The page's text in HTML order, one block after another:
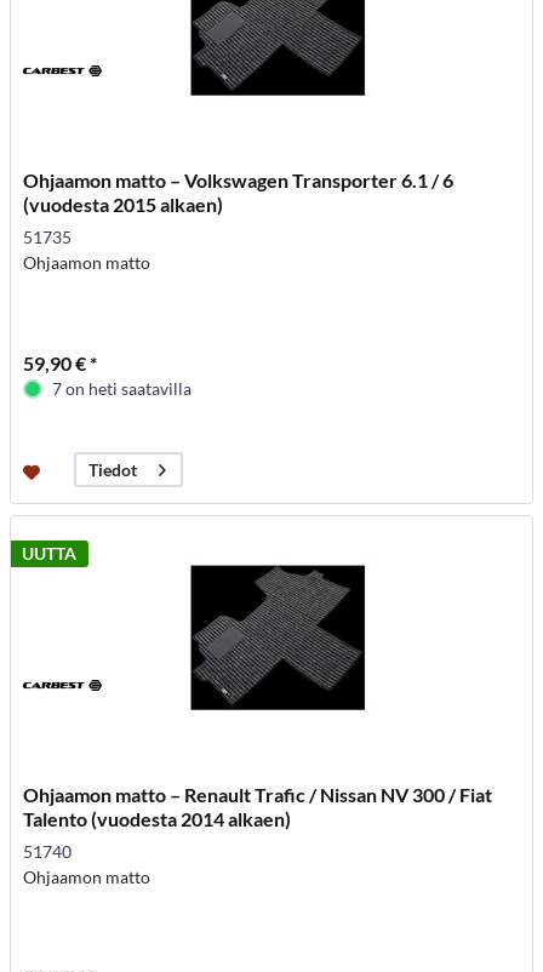
Ohjaamon matto – Volkswagen Transporter 6.1 / 6
(vuodesta 2015 alkaen)
51735
Ohjaamon matto
59,90 € *
7 on heti saatavilla
Tiedot
UUTTA
Ohjaamon matto – Renault Trafic / Nissan NV 300 / Fiat
Talento (vuodesta 2014 alkaen)
51740
Ohjaamon matto